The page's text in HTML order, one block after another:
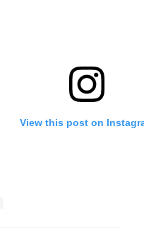
View this post on